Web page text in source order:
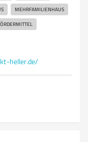
MEHRFAMILIENHAUS
heller.de/